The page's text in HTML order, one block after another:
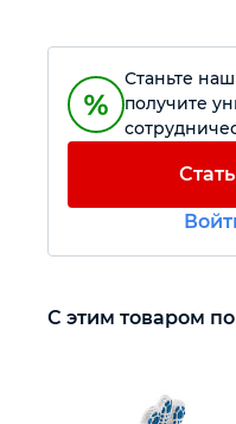
Измерительный
Силовое
Автомобильный
Крепежный
Станьте
получите
С этим товаром